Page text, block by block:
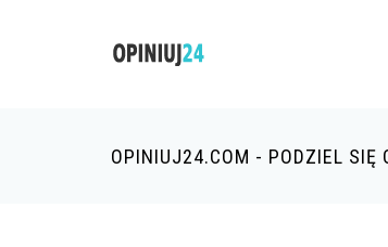
OPINIUJ24.COM - PODZIEL SIĘ